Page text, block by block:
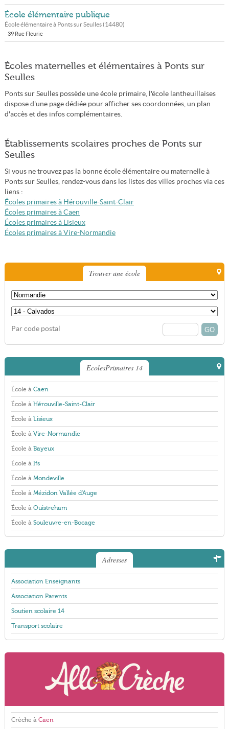
École élémentaire publique
École élémentaire à Ponts sur Seulles(14480)
39 Rue Fleurie
Écoles maternelles et élémentaires à Ponts sur
Seulles
Ponts sur Seulles possède une école primaire, l'école lantheuillaises
dispose d'une page dédiée pour afficher ses coordonnées, un plan
d'accès et des infos complémentaires.
Établissements scolaires proches de Ponts sur
Seulles
Si vous ne trouvez pas la bonne école élémentaire ou maternelle à
Ponts sur Seulles, rendez-vous dans les listes des villes proches via ces
liens :
Écoles primaires à Hérouville-Saint-Clair
Écoles primaires à Caen
Écoles primaires à Lisieux
Écoles primaires à Vire-Normandie
Trouver une école
Par code postal
EcolesPrimaires 14
École à Caen
École à Hérouville-Saint-Clair
École à Lisieux
École à Vire-Normandie
École à Bayeux
École à Ifs
École à Mondeville
École à Mézidon Vallée d'Auge
École à Ouistreham
École à Souleuvre-en-Bocage
Adresses
Association Enseignants
Association Parents
Soutien scolaire 14
Transport scolaire
Crèche à Caen